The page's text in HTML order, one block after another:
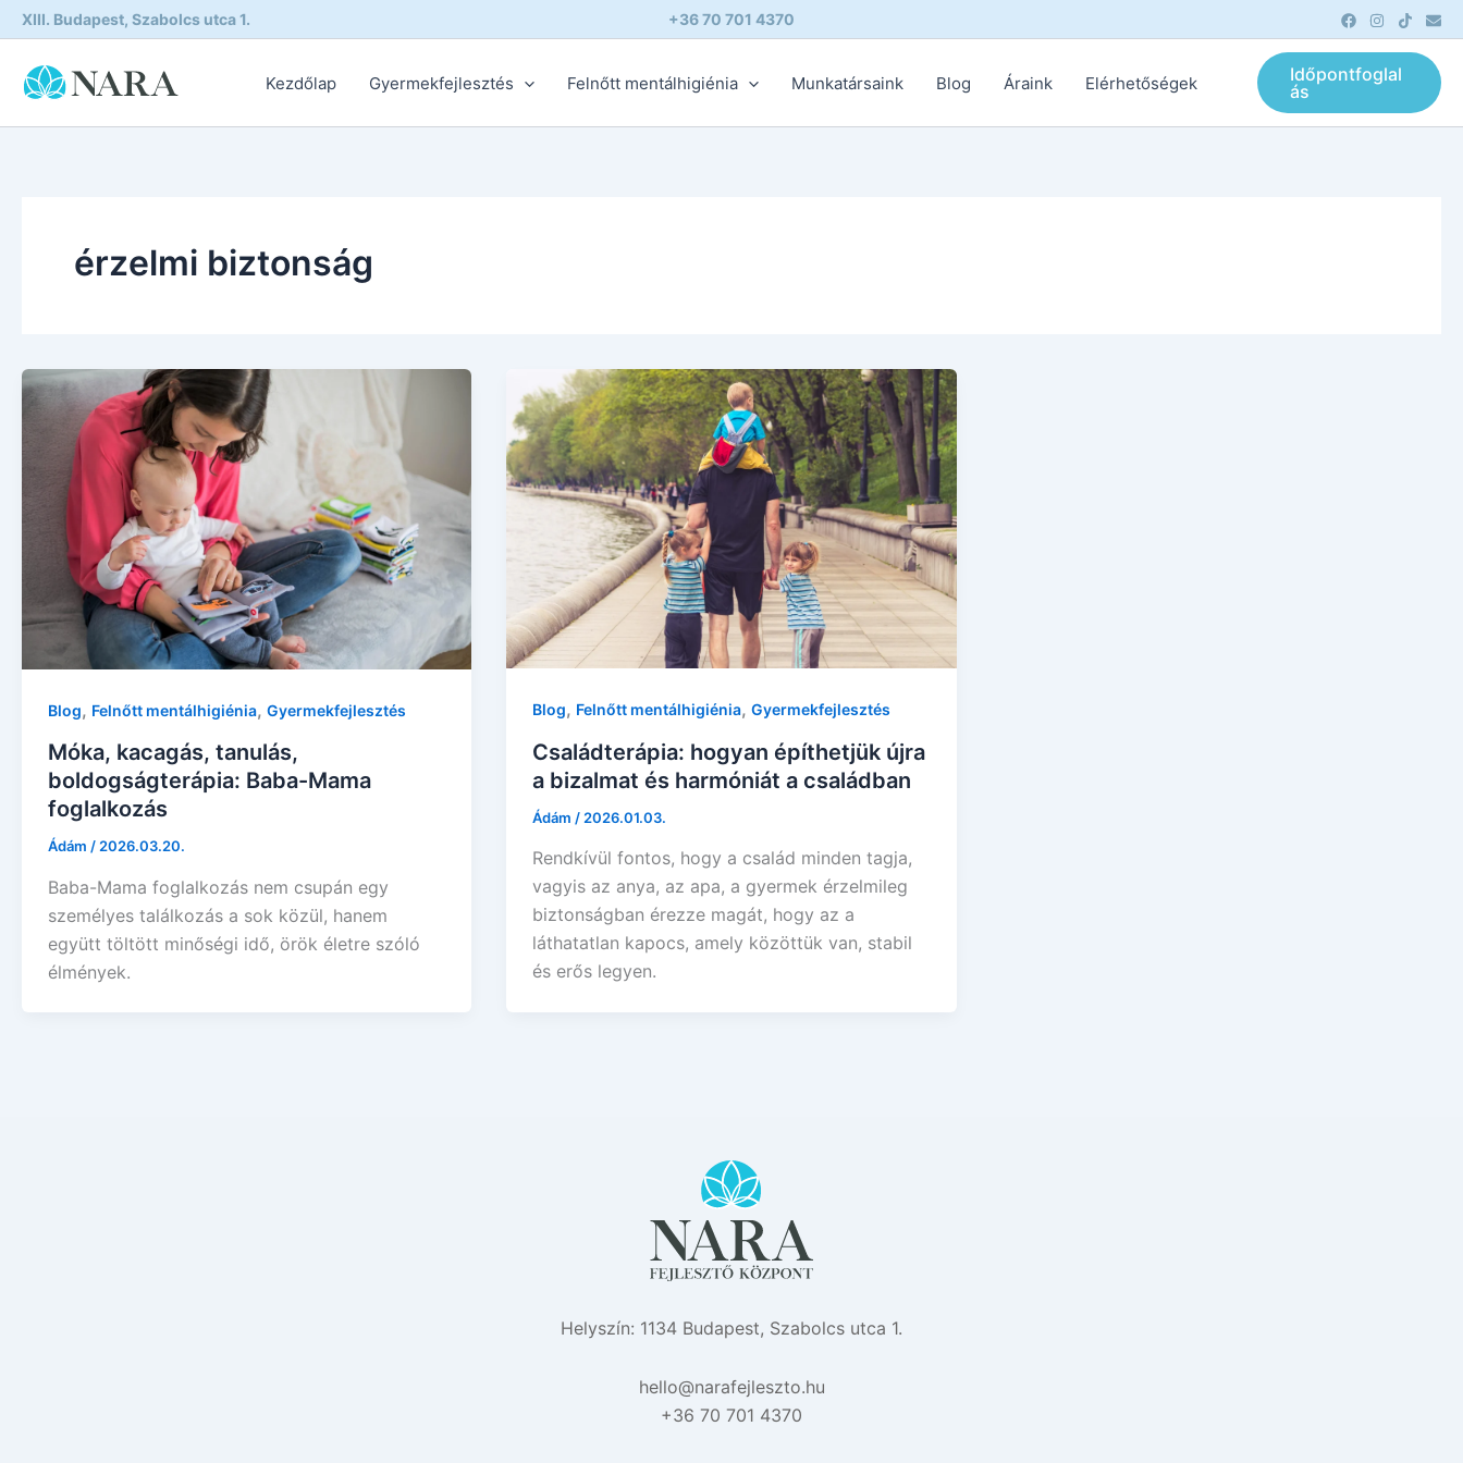
Skip
to
content
XIII. Budapest, Szabolcs utca 1. +36 70 701 4370
Kezdőlap Gyermekfejlesztés Felnőtt mentálhigiénia Munkatársaink Blog Áraink Elérhetőségek
Időpontfoglal
ás
érzelmi biztonság
Blog, Felnőtt mentálhigiénia, Gyermekfejlesztés
Móka, kacagás, tanulás,
boldogságterápia: Baba-Mama
foglalkozás
Ádám /2026.03.20.
Baba-Mama foglalkozás nem csupán egy
személyes találkozás a sok közül, hanem
együtt töltött minőségi idő, örök életre szóló
élmények.
Blog, Felnőtt mentálhigiénia,Gyermekfejlesztés
Családterápia: hogyan építhetjük újra
a bizalmat és harmóniát a családban
Ádám / 2026.01.03.
Rendkívül fontos, hogy a család minden tagja,
vagyis az anya, az apa, a gyermek érzelmileg
biztonságban érezze magát, hogy az a
láthatatlan kapocs, amely közöttük van, stabil
és erős legyen.
Helyszín: 1134 Budapest, Szabolcs utca 1.
uh.ot
zselj
efara
n@oll
eh
+36 70 701 4370